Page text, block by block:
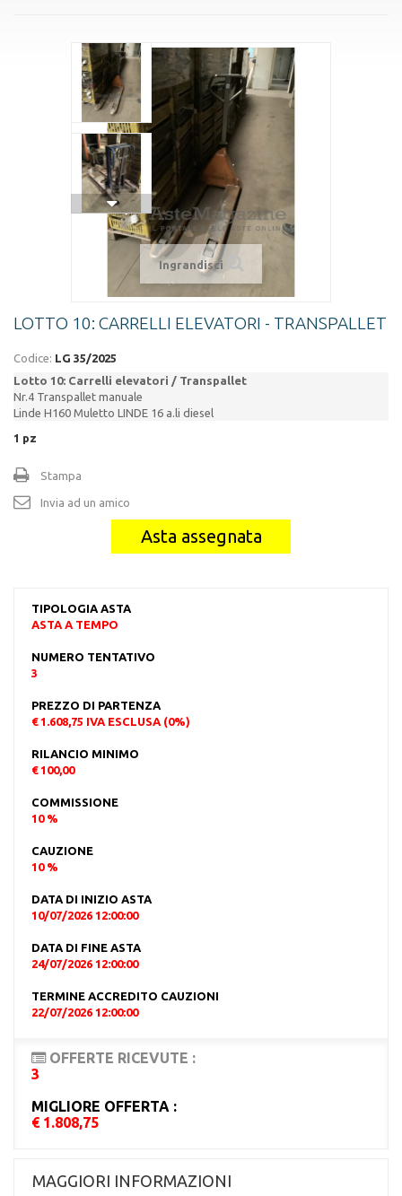
Ingrandisci
LOTTO 10: CARRELLI ELEVATORI - TRANSPALLET
Codice: LG 35/2025
Lotto 10: Carrelli elevatori / Transpallet
Nr.4 Transpallet manuale
Linde H160 Muletto LINDE 16 a.li diesel
1 pz
Stampa
Invia ad un amico
Asta assegnata
TIPOLOGIA ASTA
ASTA A TEMPO
NUMERO TENTATIVO
3
PREZZO DI PARTENZA
€ 1.608,75 IVA ESCLUSA (0%)
RILANCIO MINIMO
€ 100,00
COMMISSIONE
10 %
CAUZIONE
10 %
DATA DI INIZIO ASTA
10/07/2026 12:00:00
DATA DI FINE ASTA
24/07/2026 12:00:00
TERMINE ACCREDITO CAUZIONI
22/07/2026 12:00:00
OFFERTE RICEVUTE :
3
MIGLIORE OFFERTA :
€ 1.808,75
MAGGIORI INFORMAZIONI